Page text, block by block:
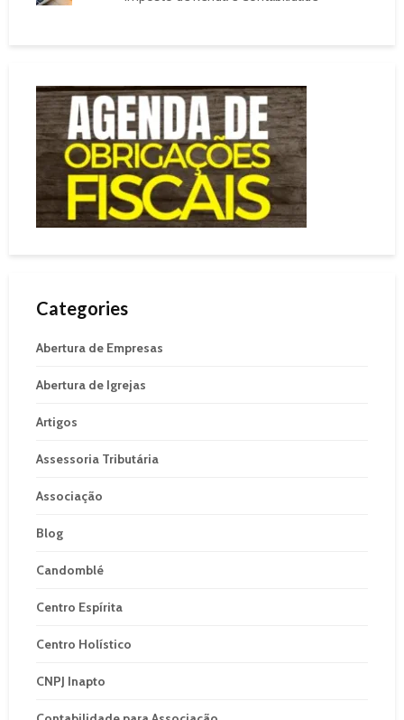
Categories
Abertura de Empresas
Abertura de Igrejas
Artigos
Assessoria Tributária
Associação
Blog
Candomblé
Centro Espírita
Centro Holístico
CNPJ Inapto